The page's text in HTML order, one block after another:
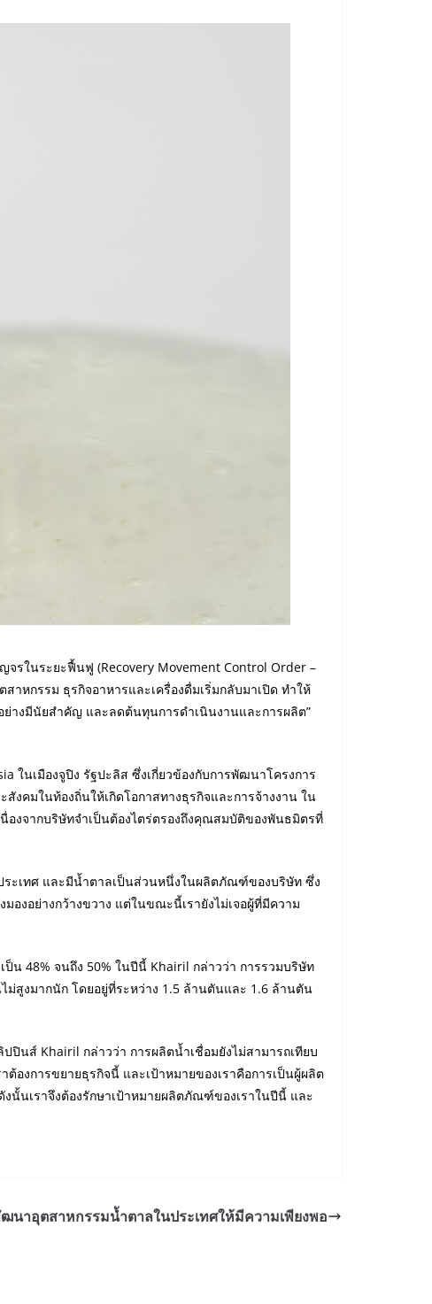
จรในระยะฟื้นฟู (Recovery Movement Control Order –
าหกรรม ธุรกิจอาหารและเครื่องดื่มเริ่มกลับมาเปิด ทำให้
างมีนัยสำคัญ และลดต้นทุนการดำเนินงานและการผลิต”
ในเมืองจูปิง รัฐปะลิส ซึ่งเกี่ยวข้องกับการพัฒนาโครงการ
งคมในท้องถิ่นให้เกิดโอกาสทางธุรกิจและการจ้างงาน ใน
งจากบริษัทจำเป็นต้องไตร่ตรองถึงคุณสมบัติของพันธมิตรที่
ระเทศ และมีน้ำตาลเป็นส่วนหนึ่งในผลิตภัณฑ์ของบริษัท ซึ่ง
องอย่างกว้างขวาง แต่ในขณะนี้เรายังไม่เจอผู้ที่มีความ
น 48% จนถึง 50% ในปีนี้ Khairil กล่าวว่า การรวมบริษัท
ม่สูงมากนัก โดยอยู่ที่ระหว่าง 1.5 ล้านตันและ 1.6 ล้านตัน
ปินส์ Khairil กล่าวว่า การผลิตน้ำเชื่อมยังไม่สามารถเทียบ
งการขยายธุรกิจนี้ และเป้าหมายของเราคือการเป็นผู้ผลิต
นั้นเราจึงต้องรักษาเป้าหมายผลิตภัณฑ์ของเราในปีนี้ และ
ฒนาอุตสาหกรรมน้ำตาลในประเทศให้มีความเพียงพอ